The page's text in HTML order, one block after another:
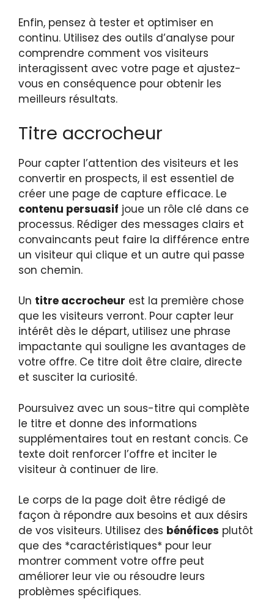
Enfin, pensez à tester et optimiser en
continu. Utilisez des outils d’analyse pour
comprendre comment vos visiteurs
interagissent avec votre page et ajustez-
vous en conséquence pour obtenir les
meilleurs résultats.
Titre accrocheur
Pour capter l’attention des visiteurs et les
convertir en prospects, il est essentiel de
créer une page de capture efficace. Le
contenu persuasif joue un rôle clé dans ce
processus. Rédiger des messages clairs et
convaincants peut faire la différence entre
un visiteur qui clique et un autre qui passe
son chemin.
Un titre accrocheur est la première chose
que les visiteurs verront. Pour capter leur
intérêt dès le départ, utilisez une phrase
impactante qui souligne les avantages de
votre offre. Ce titre doit être claire, directe
et susciter la curiosité.
Poursuivez avec un sous-titre qui complète
le titre et donne des informations
supplémentaires tout en restant concis. Ce
texte doit renforcer l’offre et inciter le
visiteur à continuer de lire.
Le corps de la page doit être rédigé de
façon à répondre aux besoins et aux désirs
de vos visiteurs. Utilisez des bénéfices plutôt
que des *caractéristiques* pour leur
montrer comment votre offre peut
améliorer leur vie ou résoudre leurs
problèmes spécifiques.